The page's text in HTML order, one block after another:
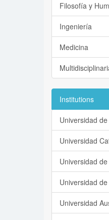
Filosofía y
Ingeniería
Medicina
Institutions
Universidad
Universidad
Universidad
Universidad
Universidad